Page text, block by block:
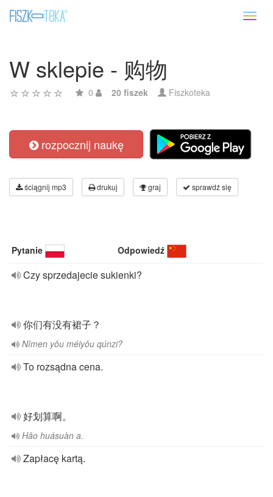
W sklepie - 购物
0 20 fiszek Fiszkoteka
rozpocznij naukę
ściągnij mp3 drukuj graj sprawdź się
Pytanie Odpowiedź
Czy sprzedajecie sukienki?
你们有没有裙子？
Nǐmen yǒu méiyǒu qúnzi?
To rozsądna cena.
好划算啊。
Hǎo huásuàn a.
Zapłacę kartą.